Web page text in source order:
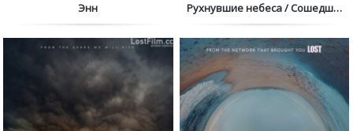
Энн Рухнувшие небеса / Сошедшие